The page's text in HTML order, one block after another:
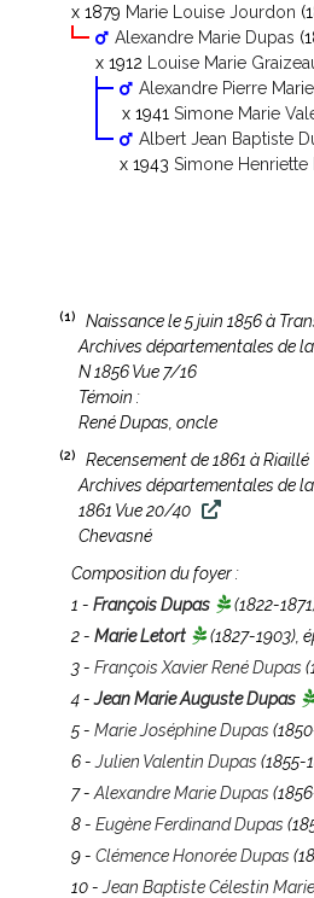
x 1879 Marie Louise Jourdon
Alexandre Marie Dupas
x 1912
Louise Marie
Alexandre Pierre
x 1941 Simone Marie
Albert Jean Baptiste
x 1943 Simone Henriette
(1)
Naissance le 5 juin 1856 à
Archives départementales de
N 1856 Vue 7/16
Témoin :
René Dupas, oncle
(2)
Recensement de 1861 à Riaillé
Archives départementales de
1861 Vue 20/40
Chevasné
Composition du foyer :
1 - François Dupas (1822-
2 - Marie Letort (1827-1903) ,
3 - François Xavier René Dupas
4 -Jean Marie Auguste Dupas
5 - Marie Joséphine Dupas
6 - Julien Valentin Dupas (1855-
7 - Alexandre Marie Dupas
8 - Eugène Ferdinand Dupas
9 - Clémence Honorée Dupas
10 - Jean Baptiste Célestin